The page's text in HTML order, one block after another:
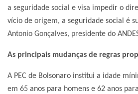
a seguridade social e visa impedir o
vício de origem, a seguridade social é
Antonio Gonçalves, presidente do
As principais mudanças de regras
A PEC de Bolsonaro institui a idade
em 65 anos para homens e 62 anos